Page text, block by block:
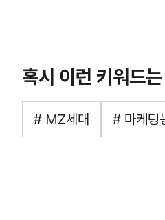
혹시 이런 키워드
# MZ세대 # 마케팅